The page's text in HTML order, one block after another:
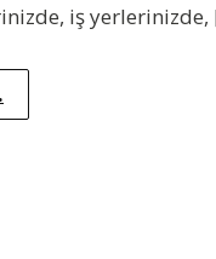
iş